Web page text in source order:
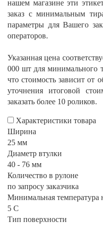
нашем магазине эти
заказ с минимальным
параметры для Вашего
операторов.
Указанная цена
000 шт для минимального
что стоимость зависит от
уточнения итоговой
заказать более 10 роликов.
Характеристики товара
Ширина
25 мм
Диаметр втулки
40 - 76 мм
Количество в рулоне
по запросу заказчика
Минимальная температура
5 С
Тип поверхности